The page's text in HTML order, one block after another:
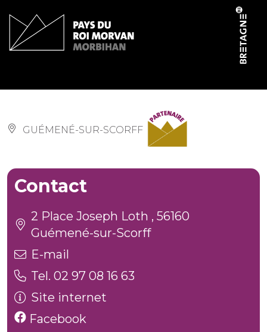
GUÉMENÉ-SUR-SCORFF
Contact
2 Place Joseph Loth , 56160
Guémené-sur-Scorff
E-mail
Tel. 02 97 08 16 63
Site internet
Facebook